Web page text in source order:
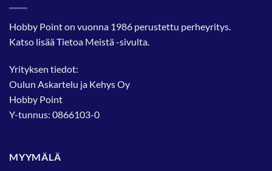
Hobby Point on vuonna 1986 perustettu perheyritys.
Katso lisääTietoa Meistä-sivulta.
Yrityksen tiedot:
Oulun Askartelu ja Kehys Oy
Hobby Point
Y-tunnus: 0866103-0
MYYMÄLÄ